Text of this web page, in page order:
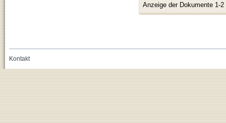
Anzeige der Dokumente 1-2
Kontakt